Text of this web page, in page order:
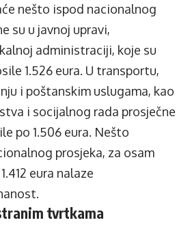
nešto ispod nacionalnog
su u javnoj upravi,
administraciji, koje su
1.526 eura. U transportu,
i poštanskim uslugama, kao
i socijalnog rada prosječne
po 1.506 eura. Nešto
prosjeka, za osam
eura nalaze
tvrtkama